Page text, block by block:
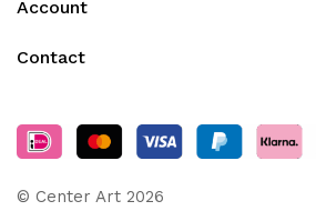
Account
Contact
© Center Art 2026